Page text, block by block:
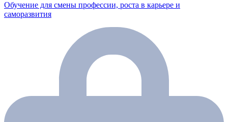
Обучение для смены профессии, роста в карьере и
саморазвития